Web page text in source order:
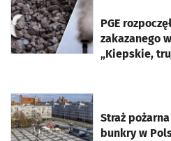
PGE
zakazanego
„Kiepskie,
otworzy się w nowej karcie
Straż
bunkry w
otworzy się w nowej karcie